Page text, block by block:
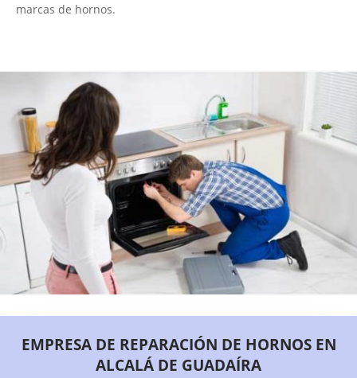
marcas de hornos.
EMPRESA DE REPARACIÓN DE HORNOS EN
ALCALÁ DE GUADAÍRA